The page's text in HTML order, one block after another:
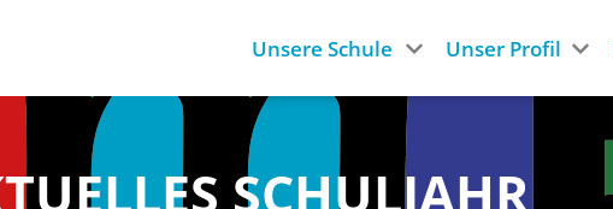
Unsere Schule Unser Profil
SCHULJAHR